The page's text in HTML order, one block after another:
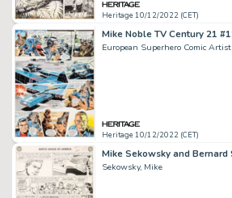
Heritage 10/12/2022 (CET)
European Superhero Comic Artist
Heritage 10/12/2022 (CET)
Sekowsky, Mike